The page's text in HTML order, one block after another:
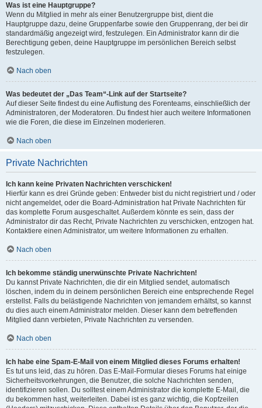
Was ist eine Hauptgruppe?
Wenn du Mitglied in mehr als einer Benutzergruppe bist, dient die
Hauptgruppe dazu, deine Gruppenfarbe sowie den Gruppenrang, der bei dir
standardmäßig angezeigt wird, festzulegen. Ein Administrator kann dir die
Berechtigung geben, deine Hauptgruppe im persönlichen Bereich selbst
festzulegen.
Nach oben
Was bedeutet der „Das Team“-Link auf der Startseite?
Auf dieser Seite findest du eine Auflistung des Forenteams, einschließlich der
Administratoren, der Moderatoren. Du findest hier auch weitere Informationen
wie die Foren, die diese im Einzelnen moderieren.
Nach oben
Private Nachrichten
Ich kann keine Privaten Nachrichten verschicken!
Hierfür kann es drei Gründe geben: Entweder bist du nicht registriert und / oder
nicht angemeldet, oder die Board-Administration hat Private Nachrichten für
das komplette Forum ausgeschaltet. Außerdem könnte es sein, dass der
Administrator dir das Recht, Private Nachrichten zu verschicken, entzogen hat.
Kontaktiere einen Administrator, um weitere Informationen zu erhalten.
Nach oben
Ich bekomme ständig unerwünschte Private Nachrichten!
Du kannst Private Nachrichten, die dir ein Mitglied sendet, automatisch
löschen, indem du in deinem persönlichen Bereich eine entsprechende Regel
erstellst. Falls du belästigende Nachrichten von jemandem erhältst, so kannst
du dies auch einem Administrator melden. Dieser kann dem betreffenden
Mitglied dann verbieten, Private Nachrichten zu versenden.
Nach oben
Ich habe eine Spam-E-Mail von einem Mitglied dieses Forums erhalten!
Es tut uns leid, das zu hören. Das E-Mail-Formular dieses Forums hat einige
Sicherheitsvorkehrungen, die Benutzer, die solche Nachrichten senden,
identifizieren sollen. Du solltest einem Administrator die komplette E-Mail, die
du bekommen hast, weiterleiten. Dabei ist es ganz wichtig, die Kopfzeilen